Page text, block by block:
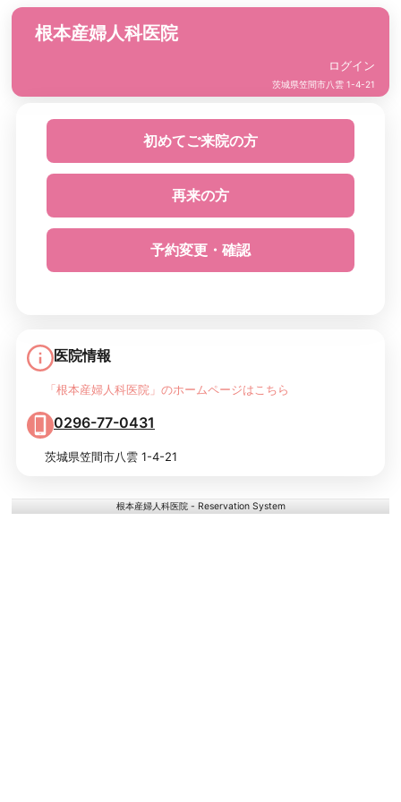
根本産婦人科医院
ログイン
茨城県笠間市八雲 1-4-21
初めてご来院の方
再来の方
予約変更・確認
医院情報
「根本産婦人科医院」のホームページはこちら
0296-77-0431
茨城県笠間市八雲 1-4-21
根本産婦人科医院 - Reservation System